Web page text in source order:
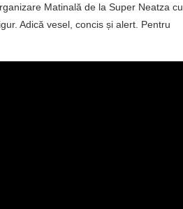
Matinală de la Super Neatza cu
Adică vesel, concis și alert. Pentru